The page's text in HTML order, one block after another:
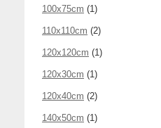
100x75cm (1)
110x110cm (2)
120x120cm (1)
120x30cm (1)
120x40cm (2)
140x50cm (1)